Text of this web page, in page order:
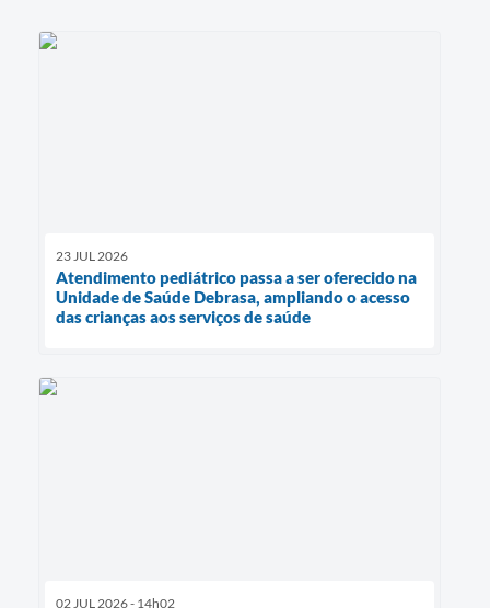
23 JUL 2026
Atendimento pediátrico passa a ser oferecido na
Unidade de Saúde Debrasa, ampliando o acesso
das crianças aos serviços de saúde
02 JUL 2026 - 14h02